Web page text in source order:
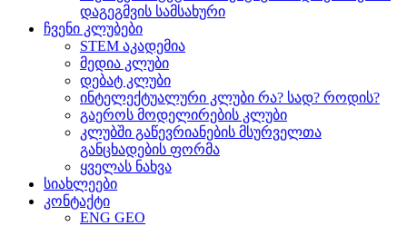
დაგეგმვის სამსახური
ჩვენი კლუბები
STEM აკადემია
მედია კლუბი
დებატ კლუბი
ინტელექტუალური კლუბი რა? სად? როდის?
გაეროს მოდელირების კლუბი
კლუბში გაწევრიანების მსურველთა
განცხადების ფორმა
ყველას ნახვა
სიახლეები
კონტაქტი
ENG GEO